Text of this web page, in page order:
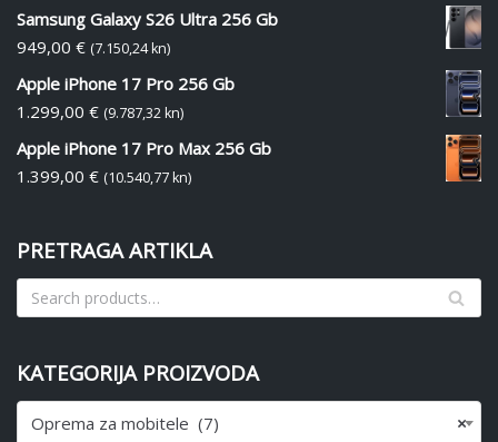
Samsung Galaxy S26 Ultra 256 Gb
949,00 € (7.150,24 kn)
Apple iPhone 17 Pro 256 Gb
1.299,00 € (9.787,32 kn)
Apple iPhone 17 Pro Max 256 Gb
1.399,00 € (10.540,77 kn)
PRETRAGA ARTIKLA
KATEGORIJA PROIZVODA
×
Oprema za mobitele (7)